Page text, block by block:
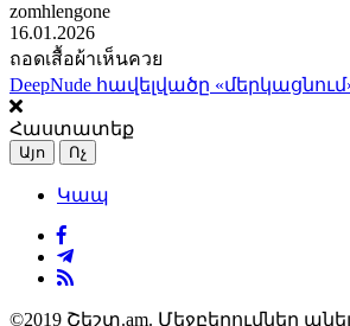
zomhlengone
16.01.2026
ถอดเสื้อผ้าเห็นควย
DeepNude հավելվածը
Հաստատեք
Այո Ոչ
Կապ
©2019 Շեշտ.am. Մեջբերումներ